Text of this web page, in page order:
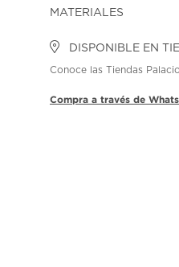
MATERIALES
DISPONIBLE EN
Conoce las Tiendas
Compra a través de